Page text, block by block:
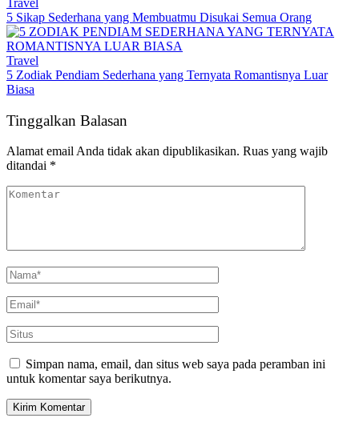
Travel
5 Sikap Sederhana yang Membuatmu Disukai Semua Orang
Travel
5 Zodiak Pendiam Sederhana yang Ternyata Romantisnya Luar
Biasa
Tinggalkan Balasan
Alamat email Anda tidak akan dipublikasikan. Ruas yang wajib
ditandai *
Simpan nama, email, dan situs web saya pada peramban ini
untuk komentar saya berikutnya.